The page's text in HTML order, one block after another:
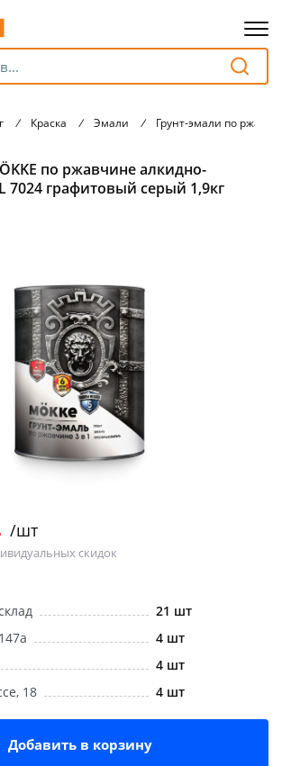
/ Краска / Эмали / Грунт-эмали по
по ржавчине алкидно-
7024 графитовый серый 1,9кг
/шт
скидок
21 шт
4 шт
4 шт
18
4 шт
Добавить в корзину
части
товары
сегодня только
любого банка
способом
75% будут
с вашей карты
2 недели